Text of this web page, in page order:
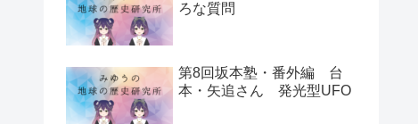
ろな質問
第8回坂本塾・番外編 台
本・矢追さん 発光型UFO